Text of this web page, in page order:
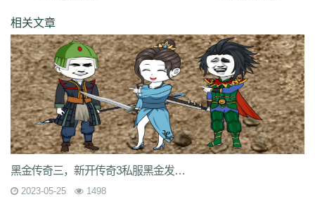
相关文章
黑金传奇三，新开传奇3私服黑金发布_黑暗的冒险游戏,招募自己的英雄加入到你的团队
2023-05-25 1498